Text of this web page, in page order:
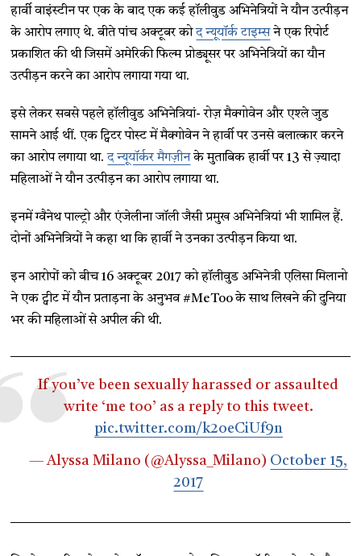
हार्वी वाइंस्टीन पर एक के बाद एक कई हॉलीवुड अभिनेत्रियों ने यौन उत्पीड़न
के आरोप लगाए थे. बीते पांच अक्टूबर कोद न्यूयॉर्क टाइम्सने एक रिपोर्ट
प्रकाशित की थी जिसमें अमेरिकी फिल्म प्रोड्यूसर पर अभिनेत्रियों का यौन
उत्पीड़न करने का आरोप लगाया गया था.
इसे लेकर सबसे पहले हॉलीवुड अभिनेत्रियां- रोज़ मैक्गोवेन और एश्ले जुड
सामने आई थीं. एक ट्विटर पोस्ट में मैक्गोवेन ने हार्वी पर उनसे बलात्कार करने
का आरोप लगाया था.द न्यूयॉर्कर मैगज़ीनके मुताबिक हार्वी पर 13 से ज़्यादा
महिलाओं ने यौन उत्पीड़न का आरोप लगाया था.
इनमें ग्वैनेथ पाल्ट्रो और एंजेलीना जॉली जैसी प्रमुख अभिनेत्रियां भी शामिल हैं.
दोनों अभिनेत्रियों ने कहा था कि हार्वी ने उनका उत्पीड़न किया था.
इन आरोपों को बीच 16 अक्टूबर 2017 को हॉलीवुड अभिनेत्री एलिसा मिलानो
ने एक ट्वीट में यौन प्रताड़ना के अनुभव #MeToo के साथ लिखने की दुनिया
भर की महिलाओं से अपील की थी.
If you’ve been sexually harassed or assaulted
write ‘me too’ as a reply to this tweet.
pic.twitter.com/k2oeCiUf9n
— Alyssa Milano (@Alyssa_Milano) October 15,
2017